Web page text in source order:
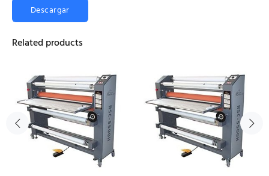
Descargar
Related products